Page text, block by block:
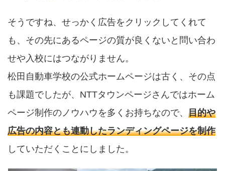
そうですね、せっかく広告をクリックしてくれて
も、その先にあるページの質が良くないと問い合わ
せや入校にはつながりません。
松田自動車学校の公式ホームページは古く、その点
も課題でしたが、NTTタウンページさんではホーム
ページ制作のノウハウを多くお持ちなので、 目的や
広告の内容とも連動したランディングページを制作
していただくことにしました。